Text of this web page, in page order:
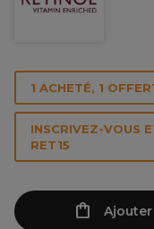
1 ACHETÉ, 1
INSCRIVEZ-VOUS
RET15